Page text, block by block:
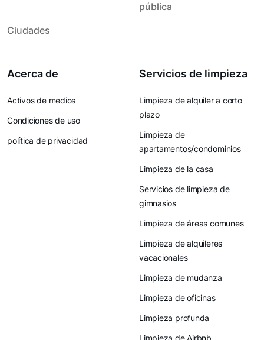
pública
Ciudades
Acerca de
Activos de medios
Condiciones de uso
política de privacidad
Servicios de limpieza
Limpieza de alquiler a corto
plazo
Limpieza de
apartamentos/condominios
Limpieza de la casa
Servicios de limpieza de
gimnasios
Limpieza de áreas comunes
Limpieza de alquileres
vacacionales
Limpieza de mudanza
Limpieza de oficinas
Limpieza profunda